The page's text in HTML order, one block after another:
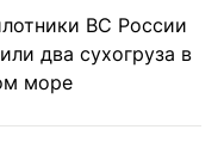
ВС России
два сухогруза в
море